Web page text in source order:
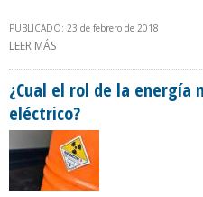
PUBLICADO: 23 de febrero de 2018
LEER MÁS
¿Cual el rol de la energía
eléctrico?